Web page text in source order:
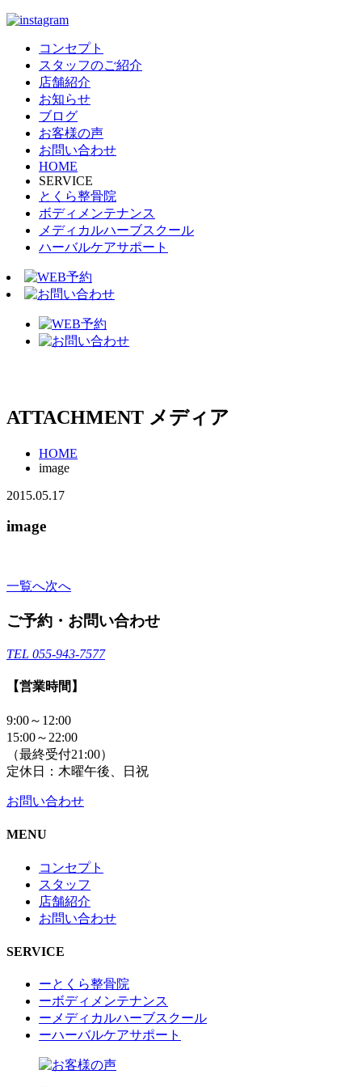
コンセプト
スタッフのご紹介
店舗紹介
お知らせ
ブログ
お客様の声
お問い合わせ
HOME
SERVICE
とくら整骨院
ボディメンテナンス
メディカルハーブスクール
ハーバルケアサポート
ATTACHMENT メディア
HOME
image
2015.05.17
image
一覧へ次へ
ご予約・お問い合わせ
TEL 055-943-7577
【営業時間】
9:00～12:00
15:00～22:00
（最終受付21:00）
定休日：木曜午後、日祝
お問い合わせ
MENU
コンセプト
スタッフ
店舗紹介
お問い合わせ
SERVICE
ーとくら整骨院
ーボディメンテナンス
ーメディカルハーブスクール
ーハーバルケアサポート